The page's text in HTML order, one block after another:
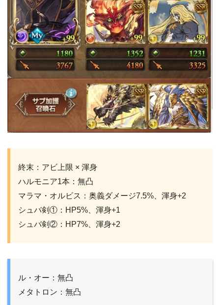
終末：アビ上限 × 渾身
ハルモニア1本：無凸
マラマ・オルビス：奥義ダメージ7.5%、渾身+2
シュバ剣①：HP5%、渾身+1
シュバ剣②：HP7%、渾身+2
ル・オー：無凸
メタトロン：無凸